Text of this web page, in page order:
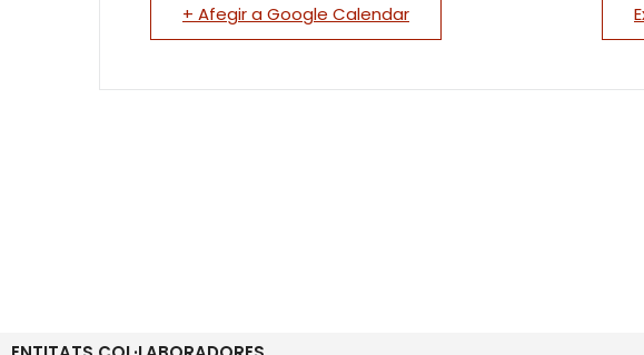
+ Afegir a Google Calendar